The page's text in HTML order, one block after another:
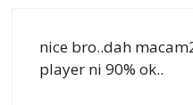
nice bro..dah
player ni 90% ok..